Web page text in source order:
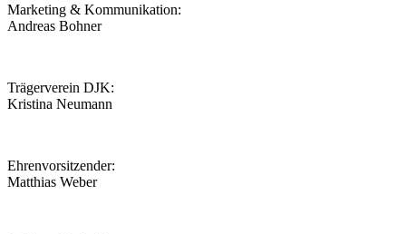
Marketing & Kommunikation:
Andreas Bohner
Trägerverein DJK:
Kristina Neumann
Ehrenvorsitzender:
Matthias Weber